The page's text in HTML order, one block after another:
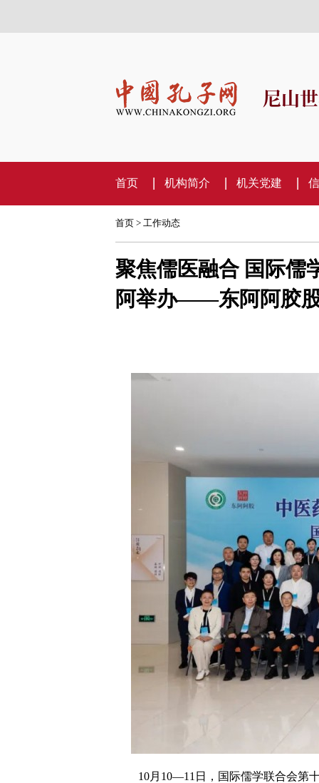
尼山
首页 机构简介 机关党建
首页> 工作动态
聚焦儒医融合 国际儒
阿举办——东阿阿胶
10月10—11日，国际儒学联合会第